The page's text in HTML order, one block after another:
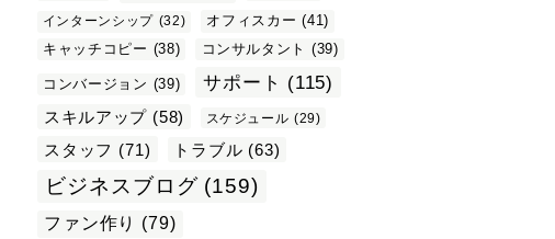
インターンシップ (32) オフィスカー (41)
キャッチコピー (38) コンサルタント (39)
コンバージョン (39) サポート (115)
スキルアップ (58) スケジュール (29)
スタッフ (71) トラブル (63)
ビジネスブログ (159)
ファン作り
(79)